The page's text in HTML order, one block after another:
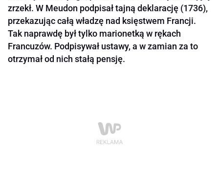
zrzekł. W Meudon podpisał tajną deklarację (1736),
przekazując całą władzę nad księstwem Francji.
Tak naprawdę był tylko marionetką w rękach
Francuzów. Podpisywał ustawy, a w zamian za to
otrzymał od nich stałą pensję.